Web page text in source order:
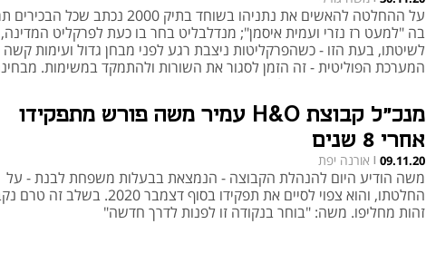
על ההחלטה להאשים את נתניהו בשוחד בתיק 2000 נכתב שכל
בה "למעט רז נזרי ועמית איסמן"; מנדלבליט בחר בו כעת לפרקליט
לשיטתו, בעת הזו - כשהפרקליטות ניצבת רגע לפני מבחן גדול ועימות קשה
המערכת הפוליטית - זה הזמן לסגור את השורות ולהתמקד במשימות.
מנכ"ל קבוצת H&O עמיר משה פורש מתפקידו
אחרי 8 שנים
09.11.20
| אורנה יפת
משה הודיע היום להנהלת הקבוצה - הנמצאת בבעלות משפחת לבנת - על
החלטתו, והוא צפוי לסיים את תפקידו בסוף דצמבר 2020.
זהות מחליפו. משה: "בוחר בנקודה זו לפנות לדרך חדשה"